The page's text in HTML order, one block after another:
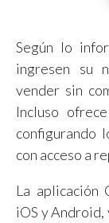
Según lo
ingresen su
vender sin
Incluso
configurando
con acceso a
La aplicación
iOS y Android,